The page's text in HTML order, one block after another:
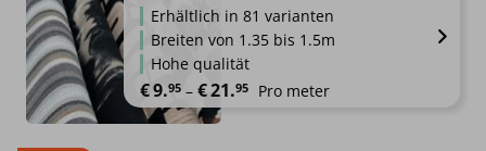
Erhältlich in 81 varianten
Breiten von 1.35 bis 1.5m
Hohe qualität
€9.95 – €21.95 Preisspanne: €9.95 bis €21.95
Pro meter